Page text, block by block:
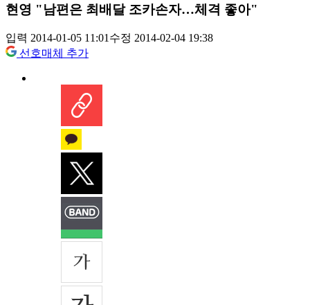
현영 "남편은 최배달 조카손자…체격 좋아"
입력 2014-01-05 11:01수정 2014-02-04 19:38
선호매체 추가